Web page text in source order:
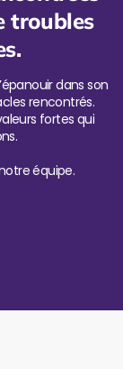
troubles
dans son
rencontrés.
fortes qui
équipe.